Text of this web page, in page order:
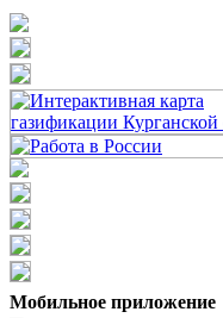
Мобильное приложение